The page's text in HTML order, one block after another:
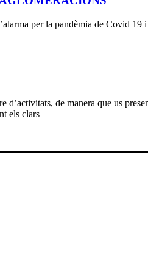
per la pandèmia de Covid
de manera que us
els clars